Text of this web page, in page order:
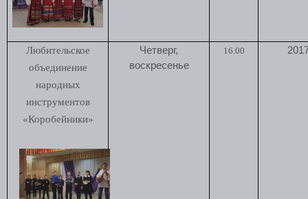
Любительское
объединение
народных
инструментов
«Коробейники»
Четверг,
воскресенье
16.00